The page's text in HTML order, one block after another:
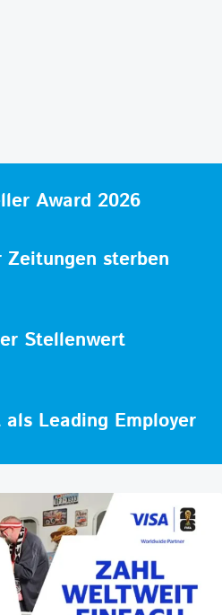
Award 2026
sterben
Stellenwert
Leading Employer